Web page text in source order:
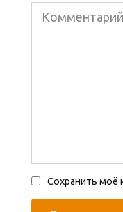
Комментарий
Сохранить моё